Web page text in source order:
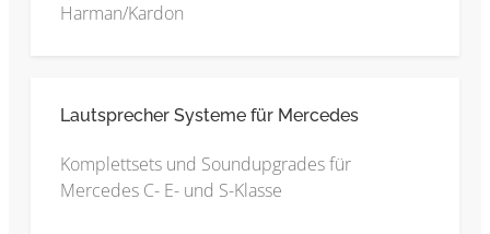
Harman/Kardon
Lautsprecher Systeme für Mercedes
Komplettsets und Soundupgrades für
Mercedes C- E- und S-Klasse